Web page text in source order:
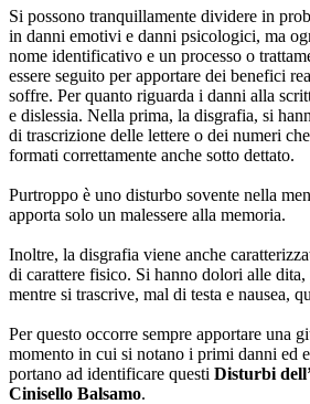
Si possono tranquillamente dividere in
in danni emotivi e danni psicologici, ma
nome identificativo e un processo o
essere seguito per apportare dei benefici
soffre. Per quanto riguarda i danni alla
e dislessia. Nella prima, la disgrafia, si
di trascrizione delle lettere o dei numeri
formati correttamente anche sotto dettato.
Purtroppo è uno disturbo sovente nella
apporta solo un malessere alla memoria.
Inoltre, la disgrafia viene anche
di carattere fisico. Si hanno dolori alle
mentre si trascrive, mal di testa e nausea,
Per questo occorre sempre apportare una
momento in cui si notano i primi danni ed
portano ad identificare questi Disturbi
Cinisello Balsamo.